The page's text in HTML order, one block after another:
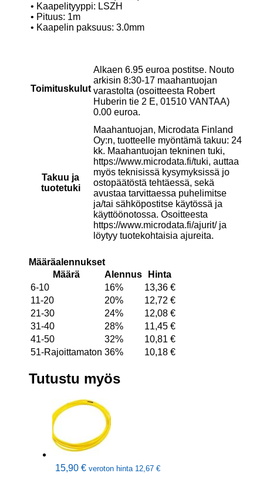
• Kaapelityyppi: LSZH
• Pituus: 1m
• Kaapelin paksuus: 3.0mm
Toimituskulut
Alkaen 6.95 euroa postitse. Nouto
arkisin 8:30-17 maahantuojan
varastolta (osoitteesta Robert
Huberin tie 2 E, 01510 VANTAA)
0.00 euroa.
Takuu ja
tuotetuki
Maahantuojan, Microdata Finland
Oy:n, tuotteelle myöntämä takuu: 24
kk. Maahantuojan tekninen tuki,
https://www.microdata.fi/tuki, auttaa
myös teknisissä kysymyksissä jo
ostopäätöstä tehtäessä, sekä
avustaa tarvittaessa puhelimitse
ja/tai sähköpostitse käytössä ja
käyttöönotossa. Osoitteesta
https://www.microdata.fi/ajurit/ ja
löytyy tuotekohtaisia ajureita.
Määräalennukset
Määrä
Alennus
Hinta
6-10
16% 13,36 €
11-20
20% 12,72 €
21-30
24% 12,08 €
31-40
28% 11,45 €
41-50
32% 10,81 €
51-Rajoittamaton 36% 10,18 €
Tutustu myös
15,90 € veroton hinta 12,67 €